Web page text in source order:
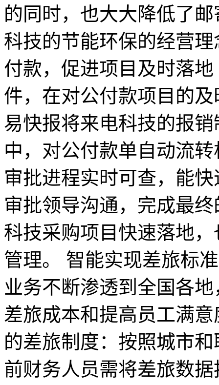
的同时，也大大降低了
科技的节能环保的经营
付款，促进项目及时落
件，在对公付款项目的
易快报将来电科技的报
中，对公付款单自动流
审批进程实时可查，能
审批领导沟通，完成最
科技采购项目快速落地
管理。 智能实现差旅标
业务不断渗透到全国各
差旅成本和提高员工满
的差旅制度：按照城市
前财务人员需将差旅数